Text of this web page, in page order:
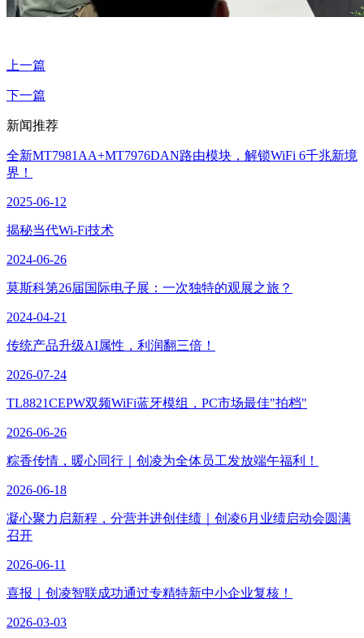
上一篇
下一篇
新闻推荐
全新MT7981AA+MT7976DAN路由模块，解锁WiFi 6千兆新境
界！
2025-06-12
揭秘当代Wi-Fi技术
2024-06-26
莫斯科第26届国际电子展：一次独特的观展之旅？
2024-04-21
传统产品升级AI属性，利润翻三倍！
2026-07-24
TL8821CEPW双频WiFi蓝牙模组，PC市场最佳"拍档"
2026-06-26
粽香传情，暖心同行｜创凌为全体员工发放端午福利！
2026-06-18
凝心聚力启新程，分营并进创佳绩｜创凌6月业绩启动会圆满
召开
2026-06-11
喜报｜创凌智联成功通过专精特新中小企业复核！
2026-03-03